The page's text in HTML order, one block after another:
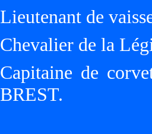
Lieutenant de
Chevalier de la
Capitaine de
BREST.